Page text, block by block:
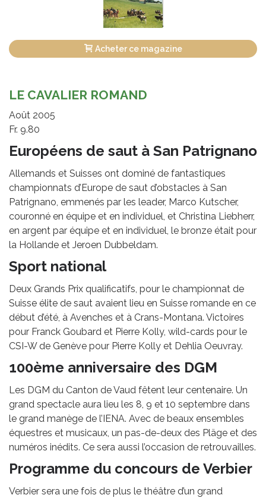
Acheter ce magazine
LE CAVALIER ROMAND
Août 2005
Fr. 9.80
Européens de saut à San Patrignano
Allemands et Suisses ont dominé de fantastiques
championnats d’Europe de saut d’obstacles à San
Patrignano, emmenés par les leader, Marco Kutscher,
couronné en équipe et en individuel, et Christina Liebherr,
en argent par équipe et en individuel, le bronze était pour
la Hollande et Jeroen Dubbeldam.
Sport national
Deux Grands Prix qualificatifs, pour le championnat de
Suisse élite de saut avaient lieu en Suisse romande en ce
début d’été, à Avenches et à Crans-Montana. Victoires
pour Franck Goubard et Pierre Kolly, wild-cards pour le
CSI-W de Genève pour Pierre Kolly et Dehlia Oeuvray.
100ème anniversaire des DGM
Les DGM du Canton de Vaud fêtent leur centenaire. Un
grand spectacle aura lieu les 8, 9 et 10 septembre dans
le grand manège de l’IENA. Avec de beaux ensembles
équestres et musicaux, un pas-de-deux des Pläge et des
numéros inédits. Ce sera aussi l’occasion de retrouvailles.
Programme du concours de Verbier
Verbier sera une fois de plus le théâtre d’un grand